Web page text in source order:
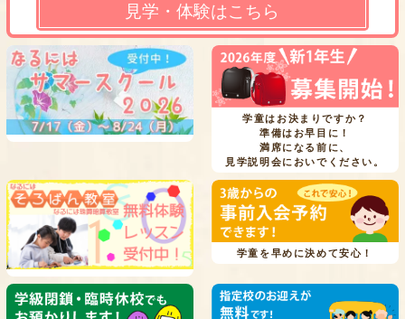
見学・体験はこちら
学童はお決まりですか？
準備はお早目に！
満席になる前に、
見学説明会においでください。
学童を早めに決めて安心！